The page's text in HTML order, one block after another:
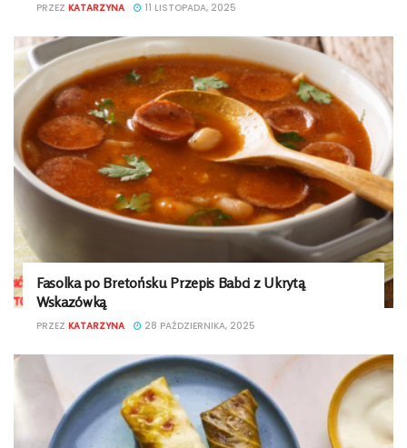
PRZEZ KATARZYNA 11 LISTOPADA, 2025
Fasolka po Bretońsku Przepis Babci z Ukrytą
Wskazówką
PRZEZ KATARZYNA 28 PAŹDZIERNIKA, 2025